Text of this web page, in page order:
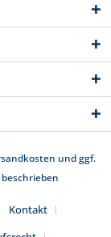
und ggf.
Kontakt